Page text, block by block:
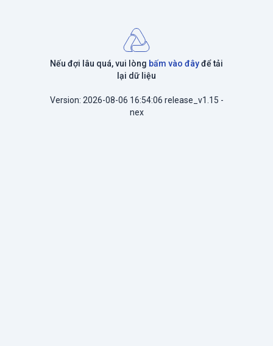
Nếu đợi lâu quá, vui lòng bấm vào đâyđể tải
lại dữ liệu
Version: 2026-08-06 16:54:06 release_v1.15 -
nex